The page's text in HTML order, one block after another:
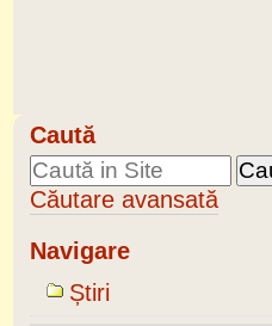
Caută
Căutare avansată
Navigare
Știri